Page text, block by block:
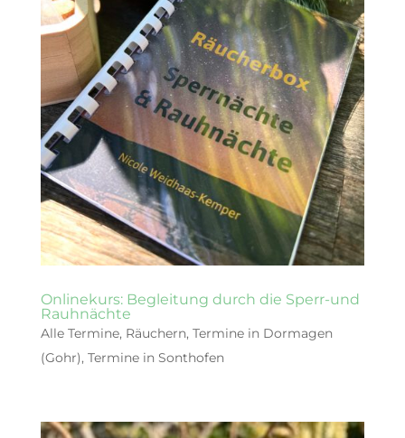
Onlinekurs: Begleitung durch die Sperr-und
Rauhnächte
Alle Termine, Räuchern, Termine in Dormagen
(Gohr), Termine in Sonthofen